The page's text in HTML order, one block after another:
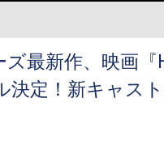
ズ最新作、映画『
決定！新キャス